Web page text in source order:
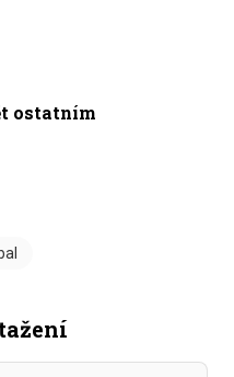
ostatním